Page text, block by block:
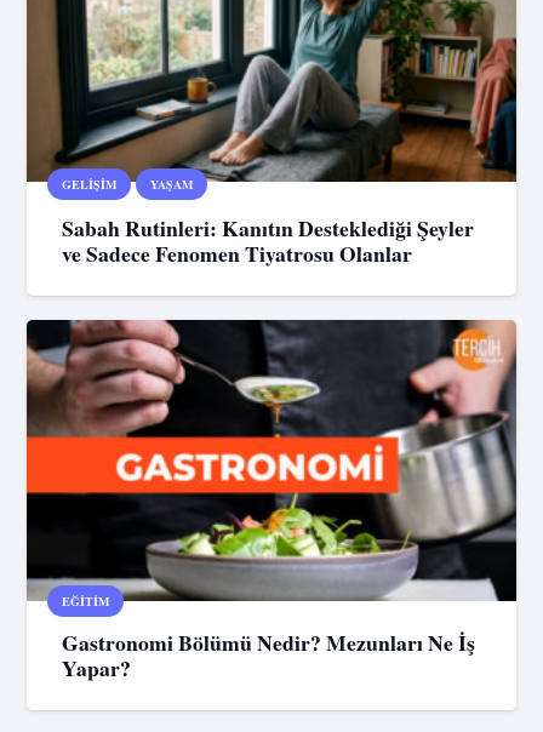
GELIŞIM YAŞAM
Sabah Rutinleri: Kanıtın Desteklediği Şeyler
ve Sadece Fenomen Tiyatrosu Olanlar
EĞITIM
Gastronomi Bölümü Nedir? Mezunları Ne İş
Yapar?